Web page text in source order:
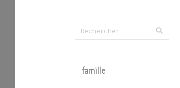
Formulaire
recherche
famille